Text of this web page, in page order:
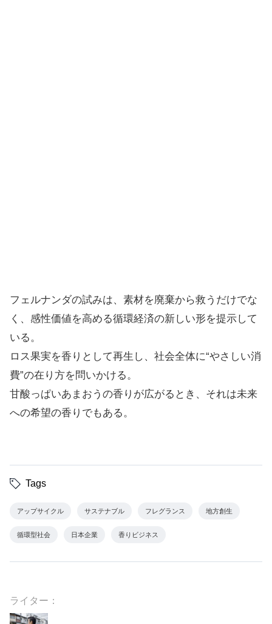
フェルナンダの試みは、素材を廃棄から救うだけでな
く、感性価値を高める循環経済の新しい形を提示して
いる。
ロス果実を香りとして再生し、社会全体に“やさしい消
費”の在り方を問いかける。
甘酸っぱいあまおうの香りが広がるとき、それは未来
への希望の香りでもある。
Tags
アップサイクル サステナブル フレグランス 地方創生
循環型社会 日本企業 香りビジネス
ライター：